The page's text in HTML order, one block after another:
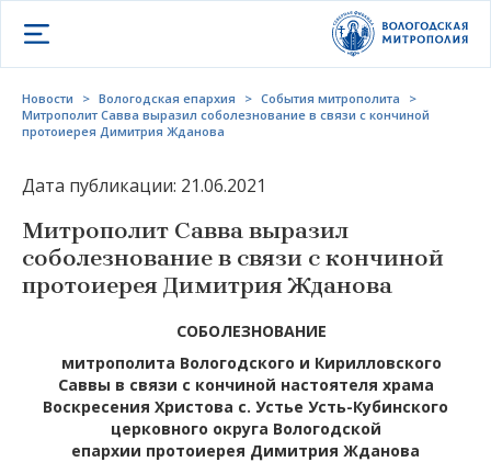
Открыть меню
Новости > Вологодская епархия > События митрополита
>
Митрополит Савва выразил соболезнование в связи с кончиной
протоиерея Димитрия Жданова
Дата публикации: 21.06.2021
Митрополит Савва выразил
соболезнование в связи с кончиной
протоиерея Димитрия Жданова
СОБОЛЕЗНОВАНИЕ
митрополита Вологодского и Кирилловского
Саввы в связи с кончиной настоятеля храма
Воскресения Христова с. Устье Усть-Кубинского
церковного округа Вологодской
епархии протоиерея Димитрия Жданова